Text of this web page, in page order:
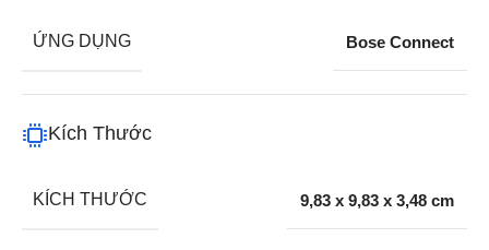
ỨNG DỤNG Bose Connect
Kích Thước
KÍCH THƯỚC 9,83 x 9,83 x 3,48 cm